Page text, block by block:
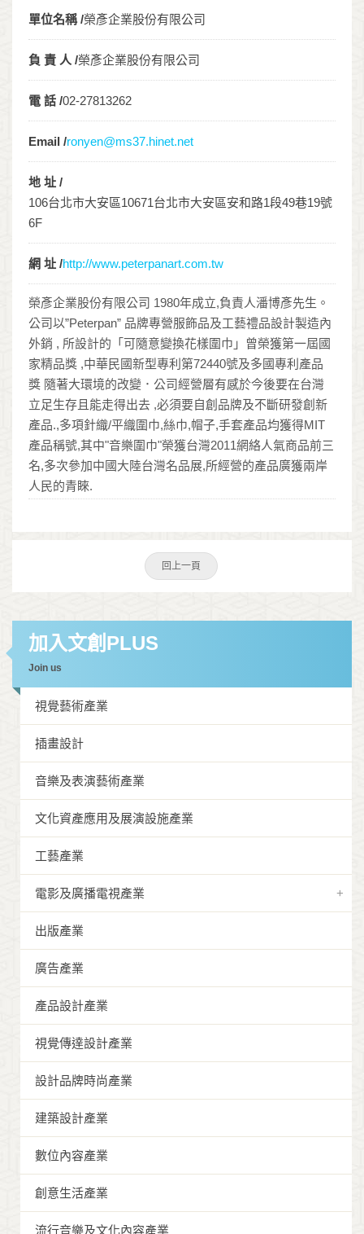
單位名稱 /榮彥企業股份有限公司
負 責 人 /榮彥企業股份有限公司
電 話 /02-27813262
Email /ronyen@ms37.hinet.net
地 址 /
106台北市大安區10671台北市大安區安和路1段49巷19號
6F
網 址 /http://www.peterpanart.com.tw
榮彥企業股份有限公司 1980年成立,負責人潘博彥先生。
公司以”Peterpan” 品牌專營服飾品及工藝禮品設計製造內
外銷 , 所設計的「可隨意變換花樣圍巾」曾榮獲第一屆國
家精品獎 ,中華民國新型專利第72440號及多國專利產品
獎 隨著大環境的改變．公司經營層有感於今後要在台灣
立足生存且能走得出去 ,必須要自創品牌及不斷研發創新
產品.,多項針織/平織圍巾,絲巾,帽子,手套產品均獲得MIT
產品稱號,其中"音樂圍巾"榮獲台灣2011網絡人氣商品前三
名,多次參加中國大陸台灣名品展,所經營的產品廣獲兩岸
人民的青睞.
回上一頁
加入文創PLUS
Join us
視覺藝術產業
插畫設計
音樂及表演藝術產業
文化資產應用及展演設施產業
工藝產業
電影及廣播電視產業
出版產業
廣告產業
產品設計產業
視覺傳達設計產業
設計品牌時尚產業
建築設計產業
數位內容產業
創意生活產業
流行音樂及文化內容產業